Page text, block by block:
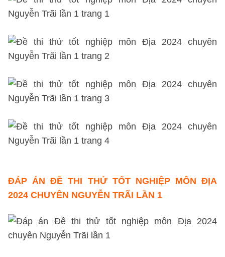
ĐÁP ÁN ĐỀ THI THỬ TỐT NGHIỆP MÔN ĐỊA
2024 CHUYÊN NGUYỄN TRÃI LẦN 1